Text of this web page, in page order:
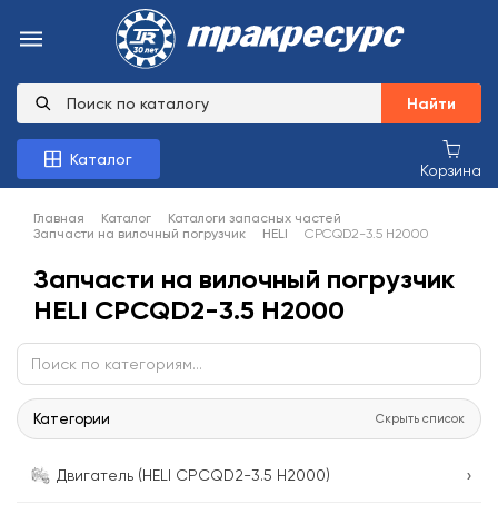
Найти
Каталог
Корзина
Главная Каталог
Каталоги запасных частей
Запчасти на вилочный погрузчик
HELI CPCQD2-3.5 H2000
Запчасти на вилочный погрузчик
HELI CPCQD2-3.5 H2000
Категории Скрыть список
Двигатель (HELI CPCQD2-3.5 H2000) ›